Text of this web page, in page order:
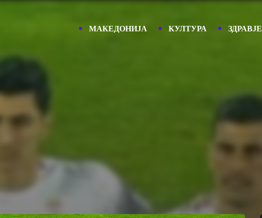
МАКЕДОНИЈА КУЛТУРА ЗДРАВЈЕ